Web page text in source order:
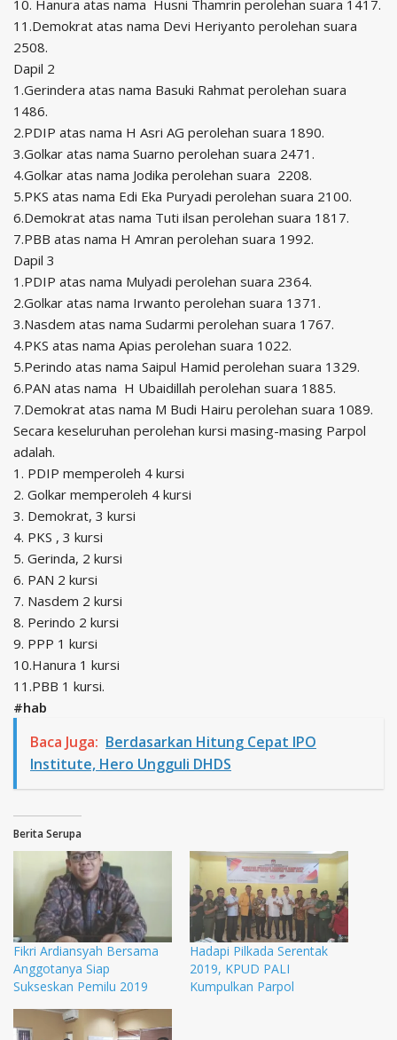
10. Hanura atas nama Husni Thamrin perolehan suara 1417.
11.Demokrat atas nama Devi Heriyanto perolehan suara
2508.
Dapil 2
1.Gerindera atas nama Basuki Rahmat perolehan suara
1486.
2.PDIP atas nama H Asri AG perolehan suara 1890.
3.Golkar atas nama Suarno perolehan suara 2471.
4.Golkar atas nama Jodika perolehan suara 2208.
5.PKS atas nama Edi Eka Puryadi perolehan suara 2100.
6.Demokrat atas nama Tuti ilsan perolehan suara 1817.
7.PBB atas nama H Amran perolehan suara 1992.
Dapil 3
1.PDIP atas nama Mulyadi perolehan suara 2364.
2.Golkar atas nama Irwanto perolehan suara 1371.
3.Nasdem atas nama Sudarmi perolehan suara 1767.
4.PKS atas nama Apias perolehan suara 1022.
5.Perindo atas nama Saipul Hamid perolehan suara 1329.
6.PAN atas nama H Ubaidillah perolehan suara 1885.
7.Demokrat atas nama M Budi Hairu perolehan suara 1089.
Secara keseluruhan perolehan kursi masing-masing Parpol
adalah.
1. PDIP memperoleh 4 kursi
2. Golkar memperoleh 4 kursi
3. Demokrat, 3 kursi
4. PKS , 3 kursi
5. Gerinda, 2 kursi
6. PAN 2 kursi
7. Nasdem 2 kursi
8. Perindo 2 kursi
9. PPP 1 kursi
10.Hanura 1 kursi
11.PBB 1 kursi.
#hab
Baca Juga: Berdasarkan Hitung Cepat IPO
Institute, Hero Ungguli DHDS
Berita Serupa
Fikri Ardiansyah Bersama
Anggotanya Siap
Sukseskan Pemilu 2019
Hadapi Pilkada Serentak
2019, KPUD PALI
Kumpulkan Parpol